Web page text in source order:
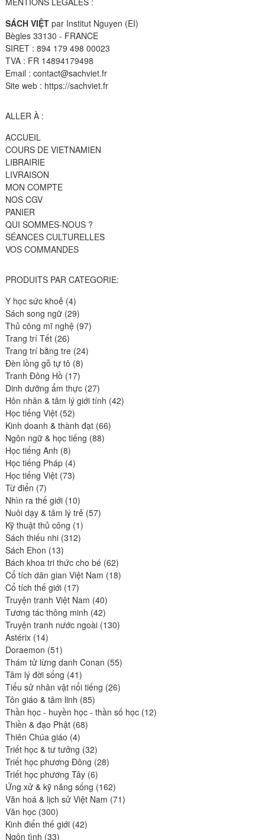
SÁCH VIỆTpar Institut Nguyen (EI)
Bègles 33130 - FRANCE
SIRET : 894 179 498 00023
TVA : FR 14894179498
Email : contact@sachviet.fr
Site web : https://sachviet.fr
ALLER À :
ACCUEIL
COURS DE VIETNAMIEN
LIBRAIRIE
LIVRAISON
MON COMPTE
NOS CGV
PANIER
QUI SOMMES-NOUS ?
SÉANCES CULTURELLES
VOS COMMANDES
PRODUITS PAR CATEGORIE:
Y học sức khoẻ 44
produits
Sách song ngữ 2929
produits
Thủ công mĩ nghệ 9797
Trang trí Tết 2626
produits
Trang trí bằng tre 2424
Đèn lồng gỗ tự tô 88
produits
Tranh Đông Hồ 1717
produits
Dinh dưỡng ẩm thực 2727
produits
Hôn nhân & tâm lý giới tính 4242
Học tiếng Việt 5252
produits
Kinh doanh & thành đạt 6666
Ngôn ngữ & học tiếng 8888
Học tiếng Anh 88
produits
Học tiếng Pháp 44
produits
Học tiếng Việt 7373
Từ điển 77
produits
Nhìn ra thế giới 1010
produits
Nuôi dạy & tâm lý trẻ 5757
Kỹ thuật thủ công 11
produit
Sách thiếu nhi 312312
Sách Ehon 1313
produits
Bách khoa tri thức cho bé 6262
produits
Cổ tích dân gian Việt Nam 1818
Cổ tích thế giới 1717
produits
Truyện tranh Việt Nam 4040
produits
Tương tác thông minh 4242
produits
Truyện tranh nước ngoài 130130
Astérix 1414
produits
Doraemon 5151
produits
Thám tử lừng danh Conan 5555
Tâm lý đời sống 4141
produits
Tiểu sử nhân vật nổi tiếng 2626
Tôn giáo & tâm linh 8585
produits
Thần học - huyền học - thần số học 1212
Thiền & đạo Phật 6868
Thiên Chúa giáo 44
produits
Triết học & tư tưởng 3232
produits
Triết học phương Đông 2828
Triết học phương Tây 66
produits
Ứng xử & kỹ năng sống 162162
produits
Văn hoá & lịch sử Việt Nam 7171
Văn học 300300
produits
Kinh điển thế giới 4242
Ngôn tình 3333